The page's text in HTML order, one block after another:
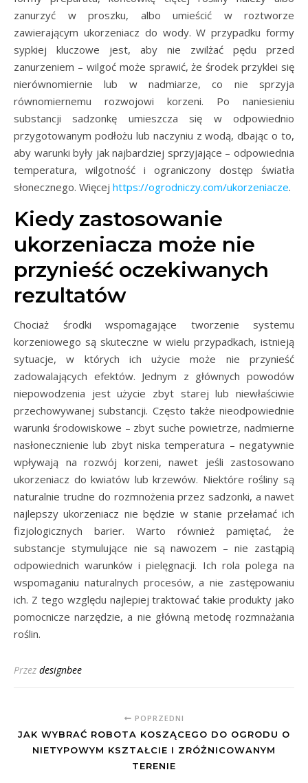
zanurzyć w proszku, albo umieścić w roztworze
zawierającym ukorzeniacz do wody. W przypadku formy
sypkiej kluczowe jest, aby nie zwilżać pędu przed
zanurzeniem – wilgoć może sprawić, że środek przyklei się
nierównomiernie lub w nadmiarze, co nie sprzyja
równomiernemu rozwojowi korzeni. Po naniesieniu
substancji sadzonkę umieszcza się w odpowiednio
przygotowanym podłożu lub naczyniu z wodą, dbając o to,
aby warunki były jak najbardziej sprzyjające – odpowiednia
temperatura, wilgotność i ograniczony dostęp światła
słonecznego. Więcej https://ogrodniczy.com/ukorzeniacze.
Kiedy zastosowanie
ukorzeniacza może nie
przynieść oczekiwanych
rezultatów
Chociaż środki wspomagające tworzenie systemu
korzeniowego są skuteczne w wielu przypadkach, istnieją
sytuacje, w których ich użycie może nie przynieść
zadowalających efektów. Jednym z głównych powodów
niepowodzenia jest użycie zbyt starej lub niewłaściwie
przechowywanej substancji. Często także nieodpowiednie
warunki środowiskowe – zbyt suche powietrze, nadmierne
nasłonecznienie lub zbyt niska temperatura – negatywnie
wpływają na rozwój korzeni, nawet jeśli zastosowano
ukorzeniacz do kwiatów lub krzewów. Niektóre rośliny są
naturalnie trudne do rozmnożenia przez sadzonki, a nawet
najlepszy ukorzeniacz nie będzie w stanie przełamać ich
fizjologicznych barier. Warto również pamiętać, że
substancje stymulujące nie są nawozem – nie zastąpią
odpowiednich warunków i pielęgnacji. Ich rola polega na
wspomaganiu naturalnych procesów, a nie zastępowaniu
ich. Z tego względu najlepiej traktować takie produkty jako
pomocnicze narzędzie, a nie główną metodę rozmnażania
roślin.
Przez designbee
POPRZEDNI
JAK WYBRAĆ ROBOTA KOSZĄCEGO DO OGRODU O
NIETYPOWYM KSZTAŁCIE I ZRÓŻNICOWANYM
TERENIE